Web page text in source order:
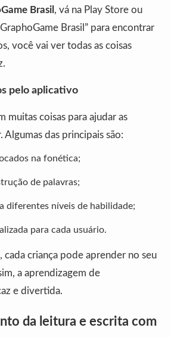
Brasil , vá na Play Store ou
Brasil” para encontrar
você vai ver todas as coisas
pelo aplicativo
muitas coisas para ajudar as
Algumas das principais são:
na fonética;
de palavras;
diferentes níveis de habilidade;
para cada usuário.
cada criança pode aprender no seu
a aprendizagem de
e divertida.
da leitura e escrita com